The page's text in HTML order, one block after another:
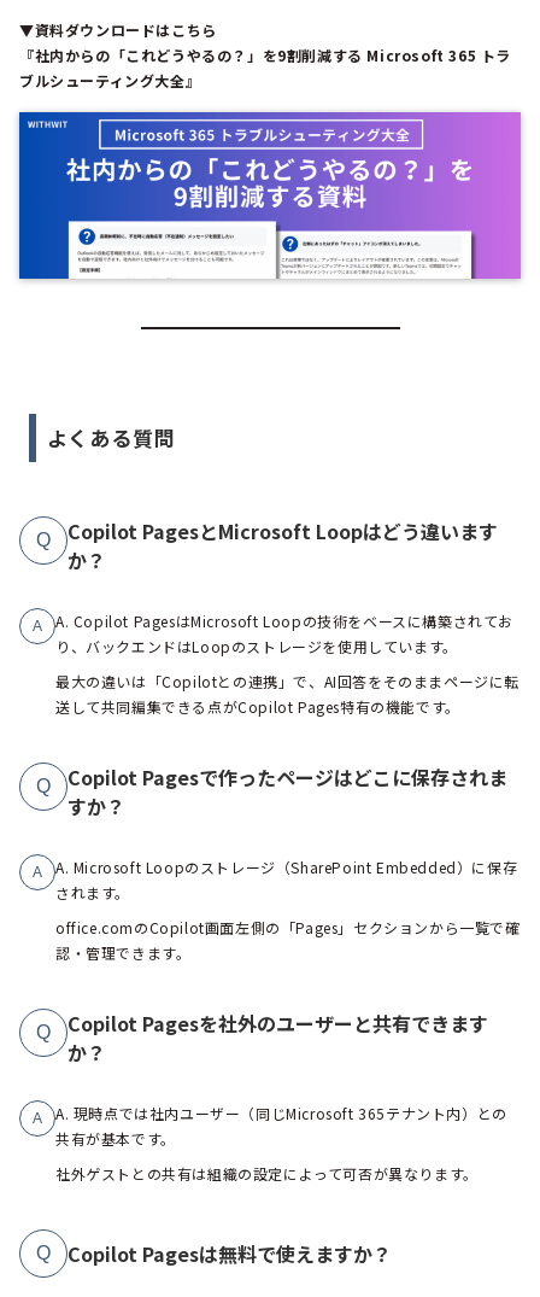
▼資料ダウンロードはこちら
『社内からの「これどうやるの？」を9割削減する Microsoft 365 トラ
ブルシューティング大全』
よくある質問
Q
Copilot PagesとMicrosoft Loopはどう違います
か？
A
A. Copilot PagesはMicrosoft Loopの技術をベースに構築されてお
り、バックエンドはLoopのストレージを使用しています。
最大の違いは「Copilotとの連携」で、AI回答をそのままページに転
送して共同編集できる点がCopilot Pages特有の機能です。
Q
Copilot Pagesで作ったページはどこに保存されま
すか？
A
A. Microsoft Loopのストレージ（SharePoint Embedded）に保存
されます。
office.comのCopilot画面左側の「Pages」セクションから一覧で確
認・管理できます。
Q
Copilot Pagesを社外のユーザーと共有できます
か？
A
A. 現時点では社内ユーザー（同じMicrosoft 365テナント内）との
共有が基本です。
社外ゲストとの共有は組織の設定によって可否が異なります。
Q Copilot Pagesは無料で使えますか？